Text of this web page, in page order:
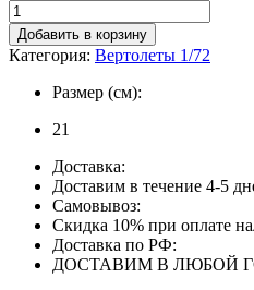
Добавить в корзину
Категория: Вертолеты 1/72
Размер (см):
21
Доставка:
Доставим в течение 4-5
Самовывоз:
Скидка 10% при оплате
Доставка по РФ:
ДОСТАВИМ В ЛЮБОЙ